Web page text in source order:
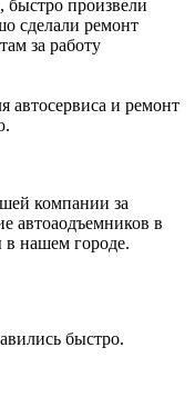
быстро произвели
сделали ремонт
за работу
автосервиса и ремонт
компании за
автоаодъемников в
нашем городе.
быстро.